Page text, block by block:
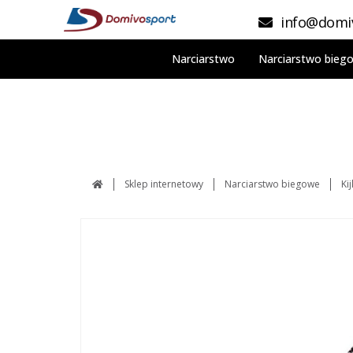
Narciarstwo Narciarstwo
Sklep internetowy Narciarstwo biegowe